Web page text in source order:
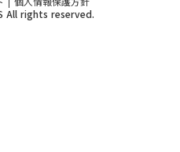
All rights reserved.